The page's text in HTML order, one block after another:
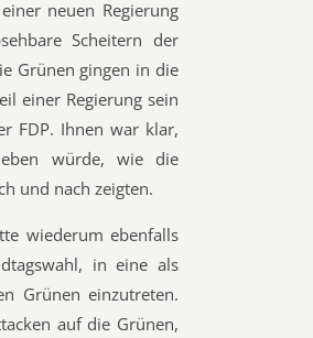
neuen Regierung
Scheitern der
Grünen gingen in die
einer Regierung sein
FDP. Ihnen war klar,
würde, wie die
und nach zeigten.
wiederum ebenfalls
in eine als
Grünen einzutreten.
auf die Grünen,